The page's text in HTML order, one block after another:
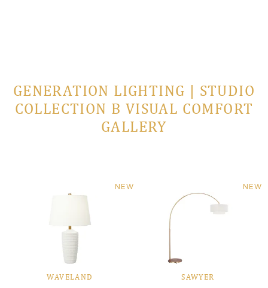
GENERATION LIGHTING | STUDIO
COLLECTION В VISUAL COMFORT
GALLERY
NEW
WAVELAND
NEW
SAWYER